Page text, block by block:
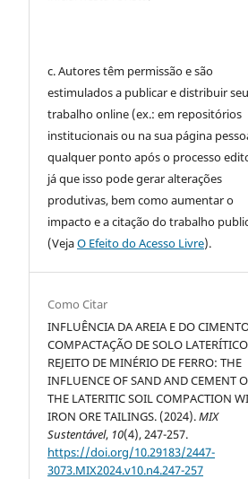
c. Autores têm permissão e são
estimulados a publicar e distribuir seu
trabalho online (ex.: em repositórios
institucionais ou na sua página
qualquer ponto após o processo
já que isso pode gerar alterações
produtivas, bem como aumentar o
impacto e a citação do trabalho
(VejaO Efeito do Acesso Livre).
Como Citar
INFLUÊNCIA DA AREIA E DO
COMPACTAÇÃO DE SOLO
REJEITO DE MINÉRIO DE FERRO: THE
INFLUENCE OF SAND AND CEMENT
THE LATERITIC SOIL COMPACTION
IRON ORE TAILINGS. (2024).MIX
Sustentável, 10(4), 247-257.
https://doi.org/10.29183/2447-
3073.MIX2024.v10.n4.247-257